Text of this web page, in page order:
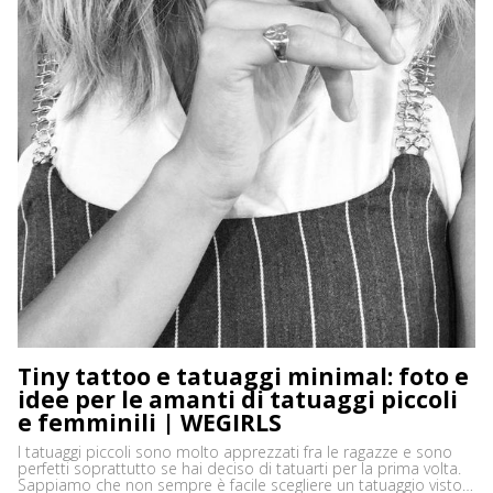
Tiny tattoo e tatuaggi minimal: foto e
idee per le amanti di tatuaggi piccoli
e femminili | WEGIRLS
I tatuaggi piccoli sono molto apprezzati fra le ragazze e sono
perfetti soprattutto se hai deciso di tatuarti per la prima volta.
Sappiamo che non sempre è facile scegliere un tatuaggio visto